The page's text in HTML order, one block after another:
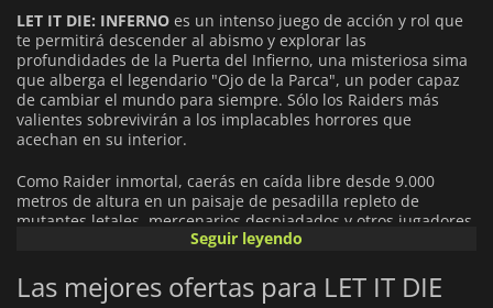
17.75€
LET IT DIE: INFERNO es un intenso juego de acción y rol que
te permitirá descender al abismo y explorar las
profundidades de la Puerta del Infierno, una misteriosa sima
que alberga el legendario "Ojo de la Parca", un poder capaz
de cambiar el mundo para siempre. Sólo los Raiders más
valientes sobrevivirán a los implacables horrores que
acechan en su interior.
Como Raider inmortal, caerás en caída libre desde 9.000
metros de altura en un paisaje de pesadilla repleto de
mutantes letales, mercenarios despiadados y otros jugadores
que no se detendrán ante nada para hacerse con tu botín.
estrategia, con encuentros aleatorios con enemigos, un
terreno en constante cambio y un botín impredecible. La
Seguir leyendo
Las mejores ofertas para LET IT DIE